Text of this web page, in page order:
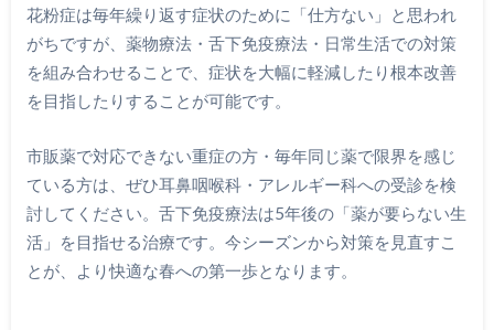
花粉症は毎年繰り返す症状のために「仕方ない」と思われ
がちですが、薬物療法・舌下免疫療法・日常生活での対策
を組み合わせることで、症状を大幅に軽減したり根本改善
を目指したりすることが可能です。
市販薬で対応できない重症の方・毎年同じ薬で限界を感じ
ている方は、ぜひ耳鼻咽喉科・アレルギー科への受診を検
討してください。舌下免疫療法は5年後の「薬が要らない生
活」を目指せる治療です。今シーズンから対策を見直すこ
とが、より快適な春への第一歩となります。